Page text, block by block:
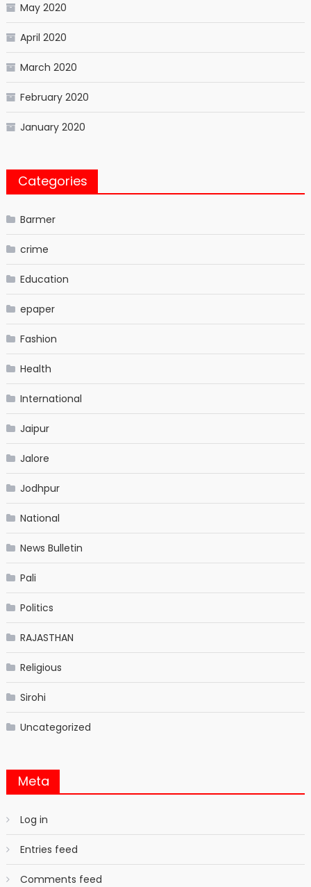
May 2020
April 2020
March 2020
February 2020
January 2020
Categories
Barmer
crime
Education
epaper
Fashion
Health
International
Jaipur
Jalore
Jodhpur
National
News Bulletin
Pali
Politics
RAJASTHAN
Religious
Sirohi
Uncategorized
Meta
Log in
Entries feed
Comments feed